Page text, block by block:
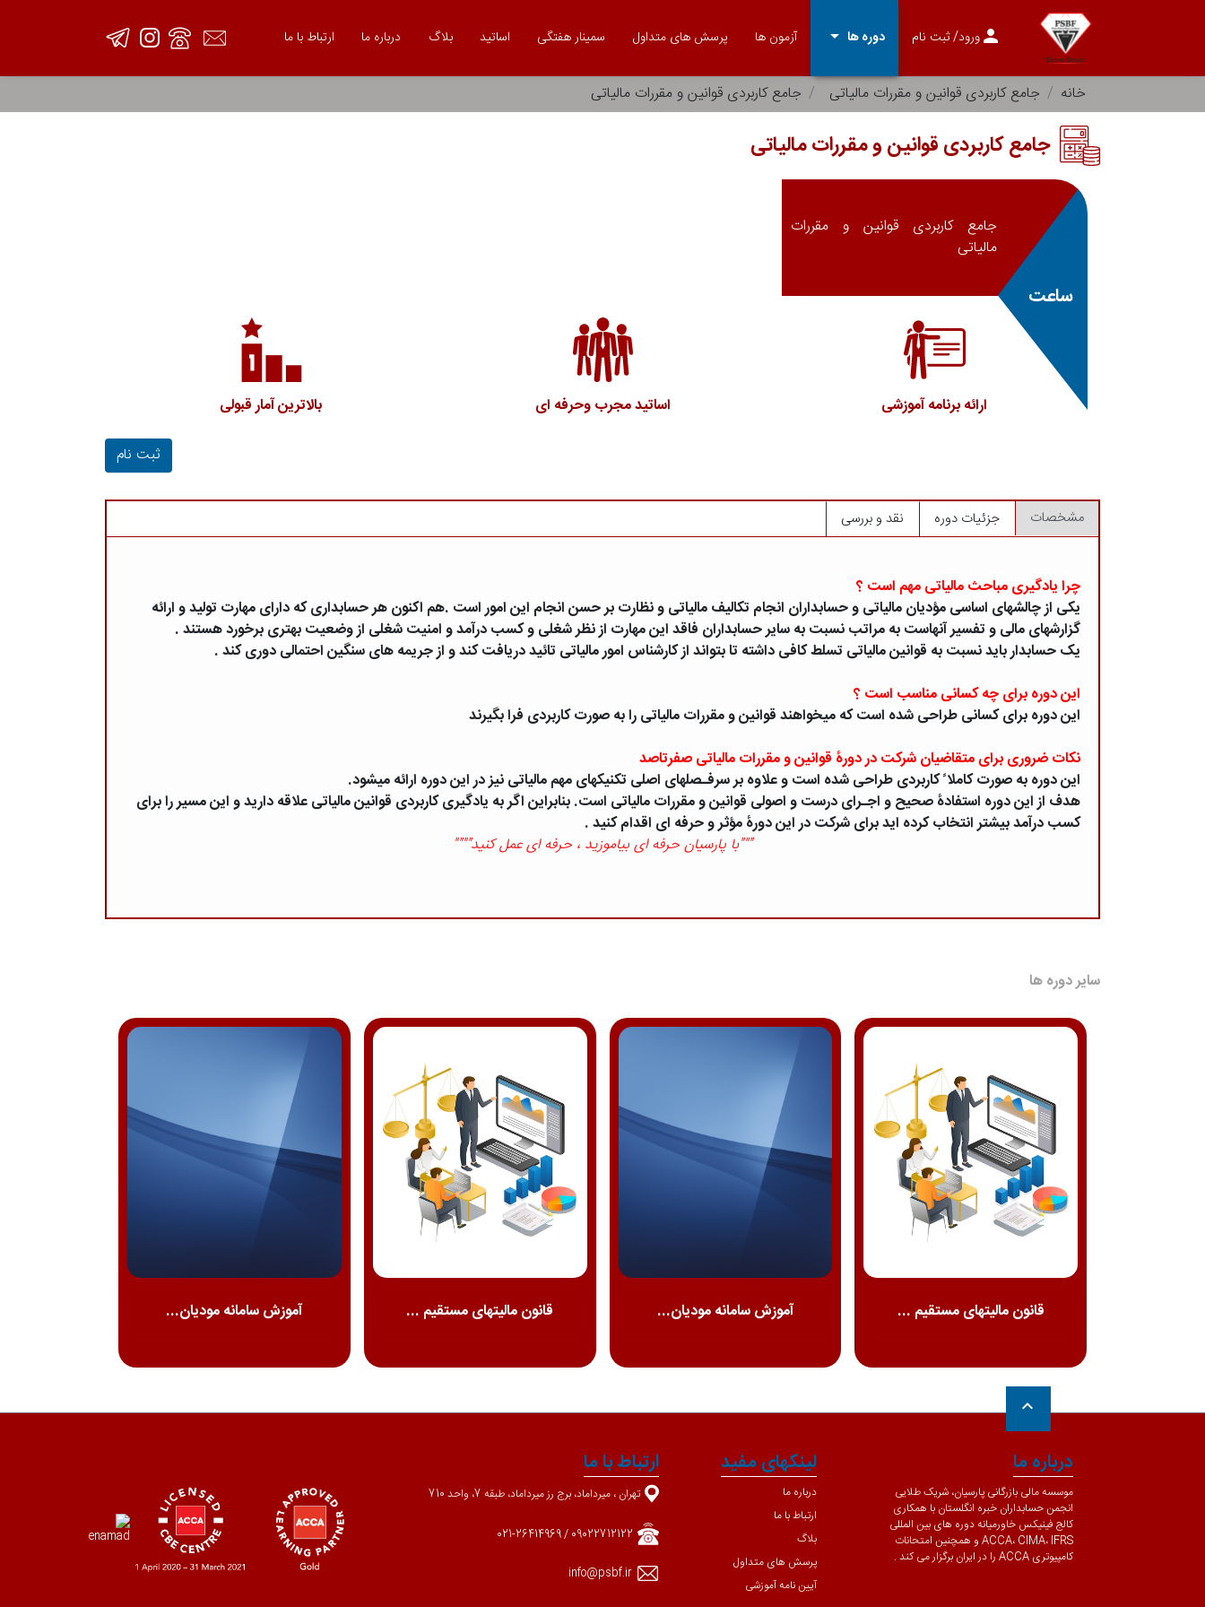
personورود/ ثبت نام دوره ها arrow_drop_down آزمون ها پرسش های متداول سمینار هفتگی اساتید بلاگ درباره ما ارتباط با ما
خانه جامع کاربردی قوانین و مقررات مالیاتی جامع کاربردی قوانین و مقررات مالیاتی
جامع کاربردی قوانین و مقررات مالیاتی
جامع کاربردی قوانین و مقررات
مالیاتی
ساعت
ارائه برنامه آموزشی اساتید مجرب وحرفه ای بالاترین آمار قبولی
ثبت نام
مشخصات جزئیات دوره نقد و بررسی
چرا یادگیری مباحث مالیاتی مهم است ؟
یکی از چالشهای اساسی مؤدیان مالیاتی و حسابداران انجام تکالیف مالیاتی و نظارت بر حسن انجام این امور است .هم اکنون هر حسابداری که دارای مهارت تولید و ارائه
گزارشهای مالی و تفسیر آنهاست به مراتب نسبت به سایر حسابداران فاقد این مهارت از نظر شغلی و کسب درآمد و امنیت شغلی از وضعیت بهتری برخورد هستند .
یک حسابدار باید نسبت به قوانین مالیاتی تسلط کافی داشته تا بتواند از کارشناس امور مالیاتی تائید دریافت کند و از جریمه های سنگین احتمالی دوری کند .
این دوره برای چه کسانی مناسب است ؟
این دوره برای کسانی طراحی شده است که میخواهند قوانین و مقررات مالیاتی را به صورت کاربردی فرا بگیرند
نکات ضروری برای متقاضیان شرکت در دورۀ قوانین و مقررات مالیاتی صفرتاصد
این دوره به صورت کاملا ً کاربردی طراحی شده است و علاوه بر سرفـصلهای اصلی تکنیکهای مهم مالیاتی نیز در این دوره ارائه میشود.
هدف از این دوره استفادۀ صحیح و اجـرای درست و اصولی قوانین و مقررات مالیاتی است. بنابراین اگر به یادگیری کاربردی قوانین مالیاتی علاقه دارید و این مسیر را برای
کسب درآمد بیشتر انتخاب کرده اید برای شرکت در این دورۀ مؤثر و حرفه ای اقدام کنید .
"""با پارسیان حرفه ای بیاموزید ، حرفه ای عمل کنید""""
سایر دوره ها
قانون مالیتهای مستقیم ... آموزش سامانه مودیان... قانون مالیتهای مستقیم ... آموزش سامانه مودیان...
keyboard_arrow_up
درباره ما
موسسه مالی بازرگانی پارسیان، شریک طلایی
انجمن حسابداران خبره انگلستان با همکاری
کالج فینیکس خاورمیانه دوره های بین المللی
ACCA، CIMA، IFRS و همچنین امتحانات
کامپیوتری ACCA را در ایران برگزار می کند .
لینکهای مفید
درباره ما
ارتباط با ما
بلاگ
پرسش های متداول
آیین نامه آموزشی
ارتباط با ما
تهران ، میرداماد، برج رز میرداماد، طبقه 7، واحد 710
09022712122 / 021-26414969
info@psbf.ir